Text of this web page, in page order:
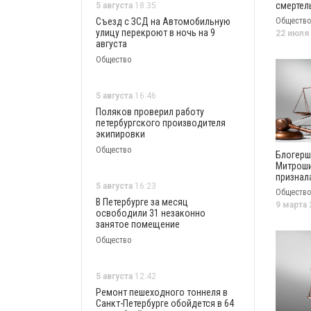
наезде
летнюю
Общество
22 июля
уплаты
Общество
9 марта
5 августа 18:35
Съезд с ЗСД на Автомобильную
улицу перекроют в ночь на 9
августа
Общество
5 августа 16:46
Поляков проверил работу
петербургского производителя
экипировки
Общество
5 августа 16:23
В Петербурге за месяц
освободили 31 незаконно
занятое помещение
Общество
5 августа 12:42
Ремонт пешеходного тоннеля в
Санкт-Петербурге обойдется в 64